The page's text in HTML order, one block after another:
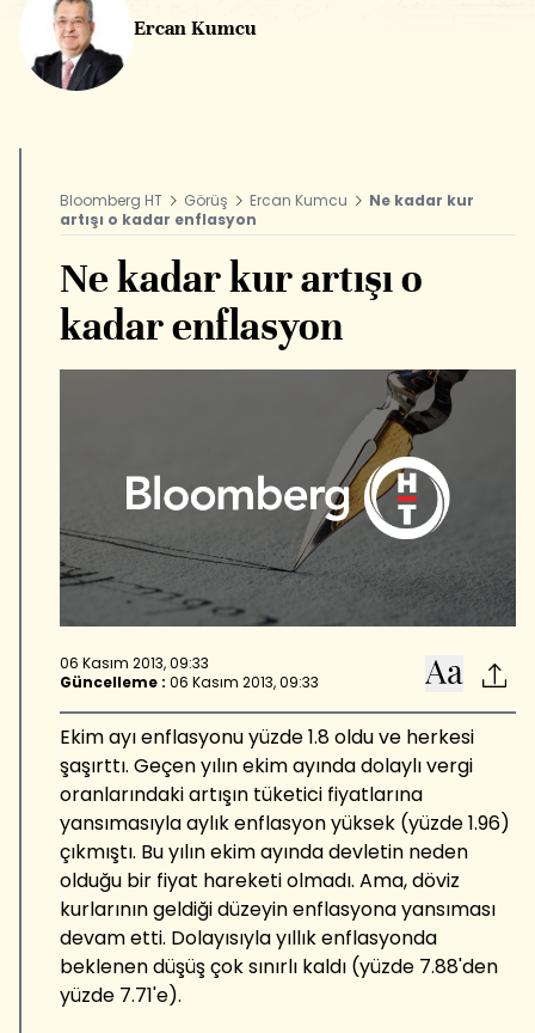
Ercan Kumcu
Bloomberg HT Görüş Ercan Kumcu
Ne kadar kur
artışı o kadar enflasyon
Ne kadar kur artışı o
kadar enflasyon
06 Kasım 2013, 09:33
Güncelleme : 06 Kasım 2013, 09:33
Ekim ayı enflasyonu yüzde 1.8 oldu ve herkesi
şaşırttı. Geçen yılın ekim ayında dolaylı vergi
oranlarındaki artışın tüketici fiyatlarına
yansımasıyla aylık enflasyon yüksek (yüzde 1.96)
çıkmıştı. Bu yılın ekim ayında devletin neden
olduğu bir fiyat hareketi olmadı. Ama, döviz
kurlarının geldiği düzeyin enflasyona yansıması
devam etti. Dolayısıyla yıllık enflasyonda
beklenen düşüş çok sınırlı kaldı (yüzde 7.88'den
yüzde 7.71'e).